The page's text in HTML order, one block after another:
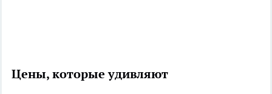
Цены, которые удивляют